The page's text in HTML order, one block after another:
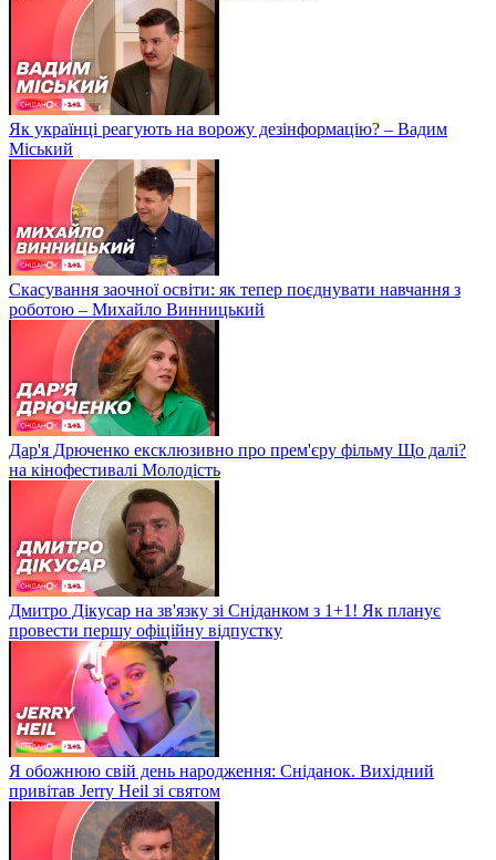
Як українці реагують на ворожу дезінформацію? – Вадим
Міський
Скасування заочної освіти: як тепер поєднувати навчання з
роботою – Михайло Винницький
Дар'я Дрюченко ексклюзивно про прем'єру фільму Що далі?
на кінофестивалі Молодість
Дмитро Дікусар на зв'язку зі Сніданком з 1+1! Як планує
провести першу офіційну відпустку
Я обожнюю свій день народження: Сніданок. Вихідний
привітав Jerry Heil зі святом